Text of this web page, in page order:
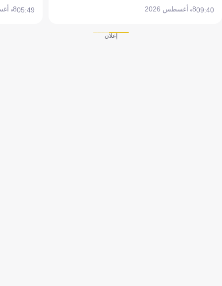
09:408 أغسطس 2026 05:498 أغسطس 2026
إعلان